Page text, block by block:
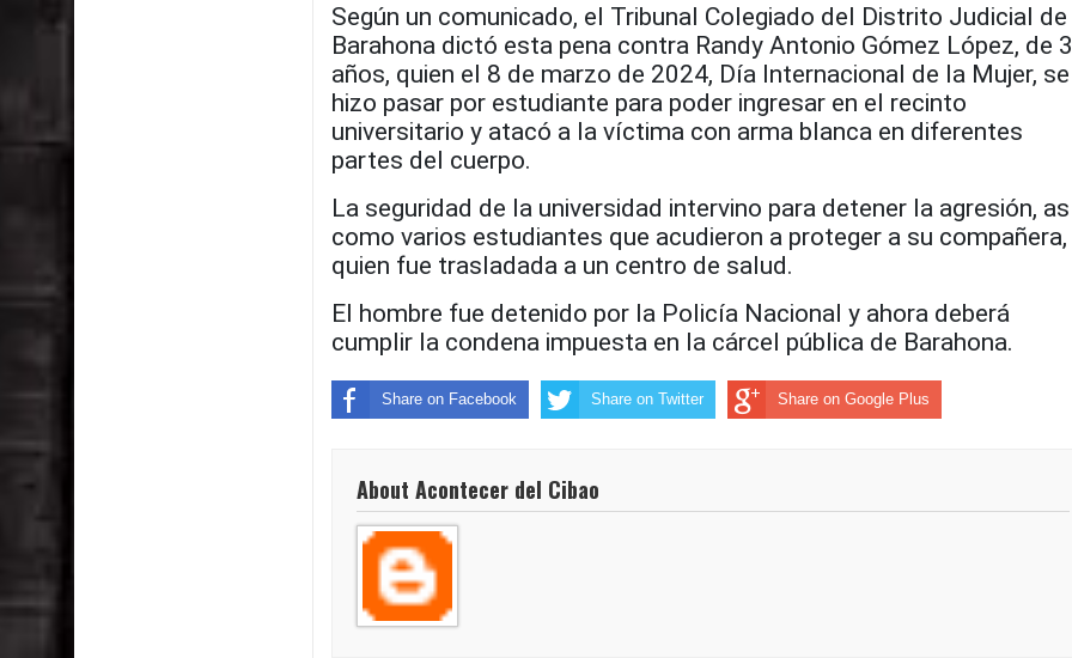
Según un comunicado, el Tribunal Colegiado del Distrito Judicial de
Barahona dictó esta pena contra Randy Antonio Gómez López, de
años, quien el 8 de marzo de 2024, Día Internacional de la Mujer, se
hizo pasar por estudiante para poder ingresar en el recinto
universitario y atacó a la víctima con arma blanca en diferentes
partes del cuerpo.
La seguridad de la universidad intervino para detener la agresión,
como varios estudiantes que acudieron a proteger a su compañera,
quien fue trasladada a un centro de salud.
El hombre fue detenido por la Policía Nacional y ahora deberá
cumplir la condena impuesta en la cárcel pública de Barahona.
Share on Facebook Share on Twitter Share on Google Plus
About Acontecer del Cibao